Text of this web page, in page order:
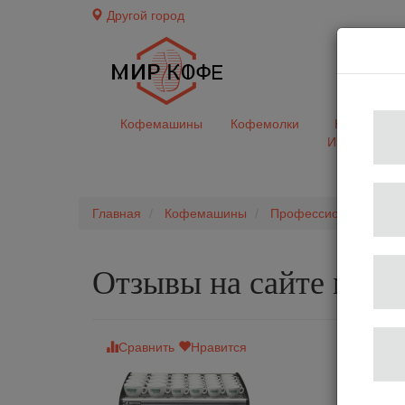
Другой город
Кофемашины Кофемолки
Кофе&Чай
Ингредиенты
Главная Кофемашины Профессиональные
Отзывы на сайте
Сравнить Нравится